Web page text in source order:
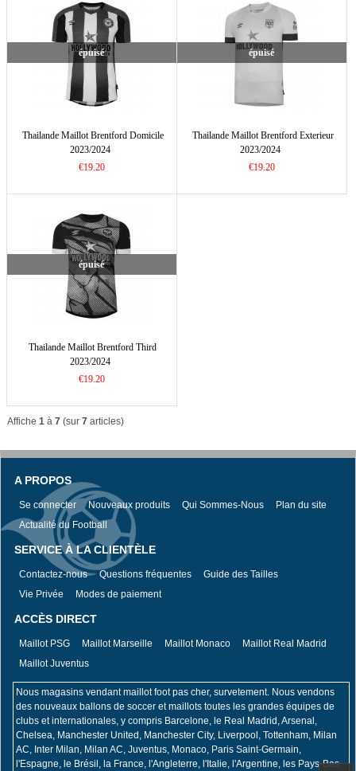
épuisé
Thailande Maillot Brentford Domicile
2023/2024
€19.20
épuisé
Thailande Maillot Brentford Exterieur
2023/2024
€19.20
épuisé
Thailande Maillot Brentford Third
2023/2024
€19.20
Affiche 1à 7(sur 7articles)
A PROPOS
Se connecter Nouveaux produits Qui Sommes-Nous
Plan du site
Actualité du Football
SERVICE À LA CLIENTÈLE
Contactez-nous Questions fréquentes
Guide des Tailles
Vie Privée
Modes de paiement
ACCÈS DIRECT
Maillot PSG Maillot Marseille Maillot Monaco
Maillot Real Madrid
Maillot Juventus
Nous magasins vendant maillot foot pas cher, survetement. Nous vendons
des nouveaux ballons de soccer et maillots toutes les grandes équipes de
clubs et internationales, y compris Barcelone, le Real Madrid, Arsenal,
Chelsea, Manchester United, Manchester City, Liverpool, Tottenham, Milan
AC, Inter Milan, Milan AC, Juventus, Monaco, Paris Saint-Germain,
l'Espagne, le Brésil, la France, l'Angleterre, l'Italie, l'Argentine, les Pays-Bas